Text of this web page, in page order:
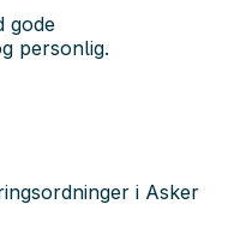
gode
personlig.
i Asker